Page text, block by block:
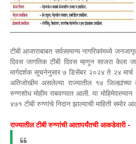
टीबी आजाराबाबत सर्वसामान्य नागरिकांमध्ये
दिवस जागतिक टीबी दिवस म्हणून साजरा केला
मार्गदर्शक सूचनेनुसार ७ डिसेंबर २०२४ ते २४ मार्च
अतिजोखीम असलेल्या राज्यातील १७ जिल्ह्यांच्या
रुग्णशोध मोहीम राबवण्यात आली. या
४७१ टीबी रुग्णांचे निदान झाल्याची माहिती समोर
राज्यातील टीबी रुग्णांची आतापर्यंतची आकडेवारी -